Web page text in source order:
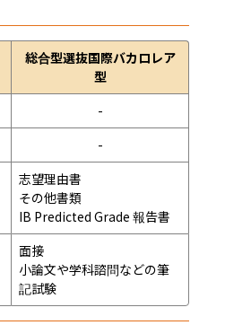
総合型選抜国際バカロレア
型
-
-
志望理由書
その他書類
IB Predicted Grade 報告書
面接
小論文や学科諮問などの筆
記試験